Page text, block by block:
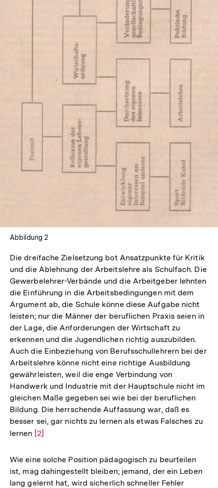
Abbildung 2
Die dreifache Zielsetzung bot Ansatzpunkte für Kritik
und die Ablehnung der Arbeitslehre als Schulfach. Die
Gewerbelehrer-Verbände und die Arbeitgeber lehnten
die Einführung in die Arbeitsbedingungen mit dem
Argument ab, die Schule könne diese Aufgabe nicht
leisten; nur die Männer der beruflichen Praxis seien in
der Lage, die Anforderungen der Wirtschaft zu
erkennen und die Jugendlichen richtig auszubilden.
Auch die Einbeziehung von Berufsschullehrern bei der
Arbeitslehre könne nicht eine richtige Ausbildung
gewährleisten, weil die enge Verbindung von
Handwerk und Industrie mit der Hauptschule nicht im
gleichen Maße gegeben sei wie bei der beruflichen
Bildung. Die herrschende Auffassung war, daß es
besser sei, gar nichts zu lernen als etwas Falsches zu
lernen Zur
der
Fußnote
[2]
Wie eine solche Position pädagogisch zu beurteilen
ist, mag dahingestellt bleiben; jemand, der ein Leben
lang gelernt hat, wird sicherlich schneller Fehler